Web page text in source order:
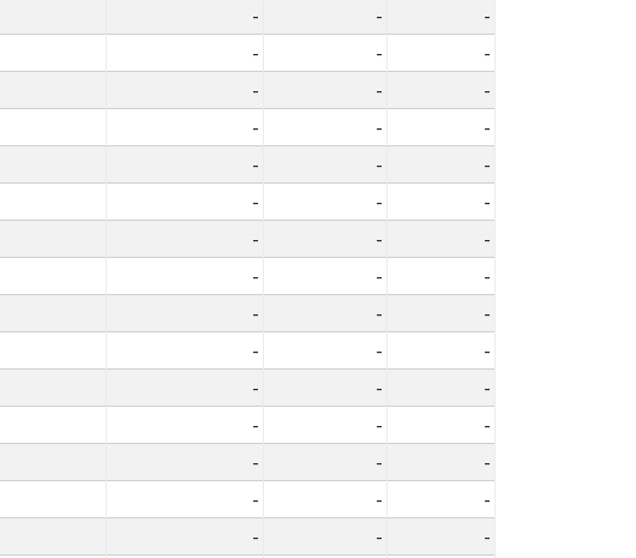
- -
-
- -
-
- -
-
- -
-
- -
-
- -
-
- -
-
- -
-
- -
-
- -
-
- -
-
- -
-
- -
-
- -
-
- -
-